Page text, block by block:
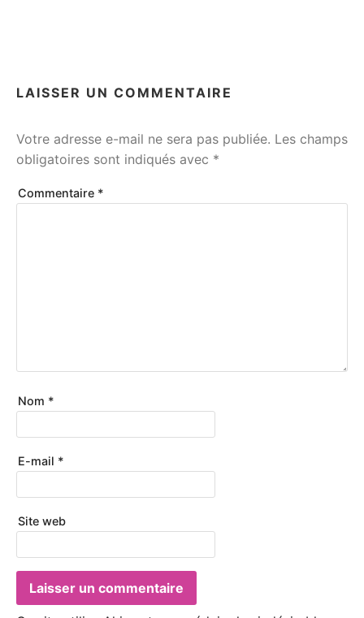
LAISSER UN COMMENTAIRE
Votre adresse e-mail ne sera pas publiée. Les champs
obligatoires sont indiqués avec *
Commentaire *
Nom *
E-mail *
Site web